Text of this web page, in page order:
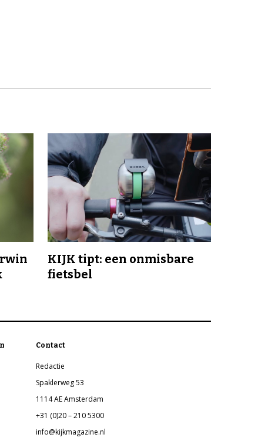
KIJK tipt: een onmisbare
fietsbel
Contact
Redactie
Spaklerweg 53
1114 AE Amsterdam
+31 (0)20 – 210 5300
info@kijkmagazine.nl